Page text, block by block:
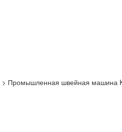
> Промышленная швейная машина